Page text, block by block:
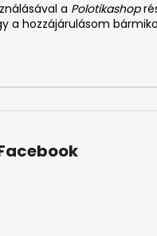
a Polotikashop
a hozzájárulásom